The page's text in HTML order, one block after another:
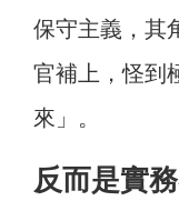
保守主義，其
官補上，怪到
來」。
反而是實